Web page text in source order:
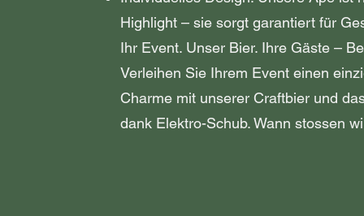
Highlight – sie sorgt garantiert für
Ihr Event. Unser Bier. Ihre Gäste –
Verleihen Sie Ihrem Event einen
Charme mit unserer Craftbier und
dank Elektro-Schub. Wann stossen